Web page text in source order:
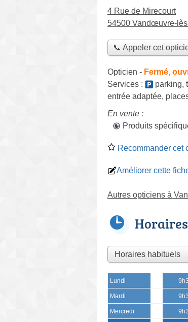
4 Rue de Mirecourt
54500 Vandœuvre-
📞 Appeler cet
Opticien - Fermé,
Services :
parking,
entrée adaptée,
En vente :
Produits
Recommander cet
Améliorer cette
Autres opticiens à
Horaires
Lundi
Mardi
Mercredi